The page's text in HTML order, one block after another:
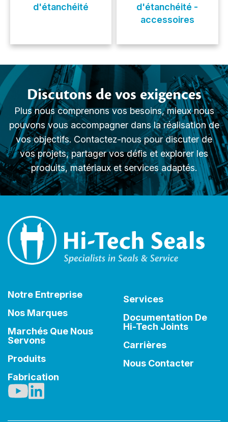
d'étanchéité
d'étanchéité -
accessoires
Discutons de vos exigences
Plus nous comprenons vos besoins, mieux nous
pouvons vous accompagner dans la réalisation de
vos objectifs. Contactez-nous pour discuter de
vos projets, partager vos défis et explorer les
produits, matériaux et services adaptés.
Notre Entreprise
Nos Marques
Marchés Que Nous
Servons
Produits
Fabrication
Services
Documentation De
Hi-Tech Joints
Carrières
Nous Contacter